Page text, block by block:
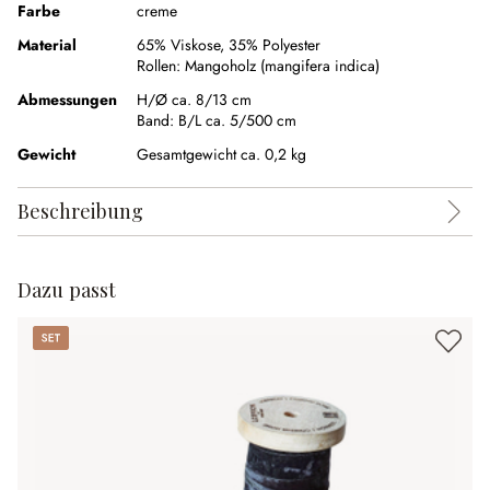
Farbe
creme
Material
65% Viskose, 35% Polyester
Rollen: Mangoholz (mangifera indica)
Abmessungen
H/Ø ca. 8/13 cm
Band: B/L ca. 5/500 cm
Gewicht
Gesamtgewicht ca. 0,2 kg
Beschreibung
Dazu passt
Set